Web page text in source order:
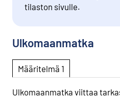
tilaston sivulle.
Ulkomaanmatka
Määritelmä 1
Ulkomaanmatka viittaa